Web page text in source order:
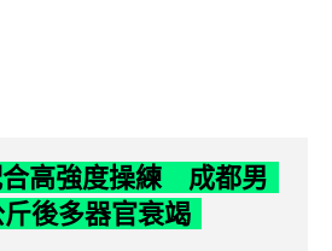
合高強度操練 成都男
後多器官衰竭